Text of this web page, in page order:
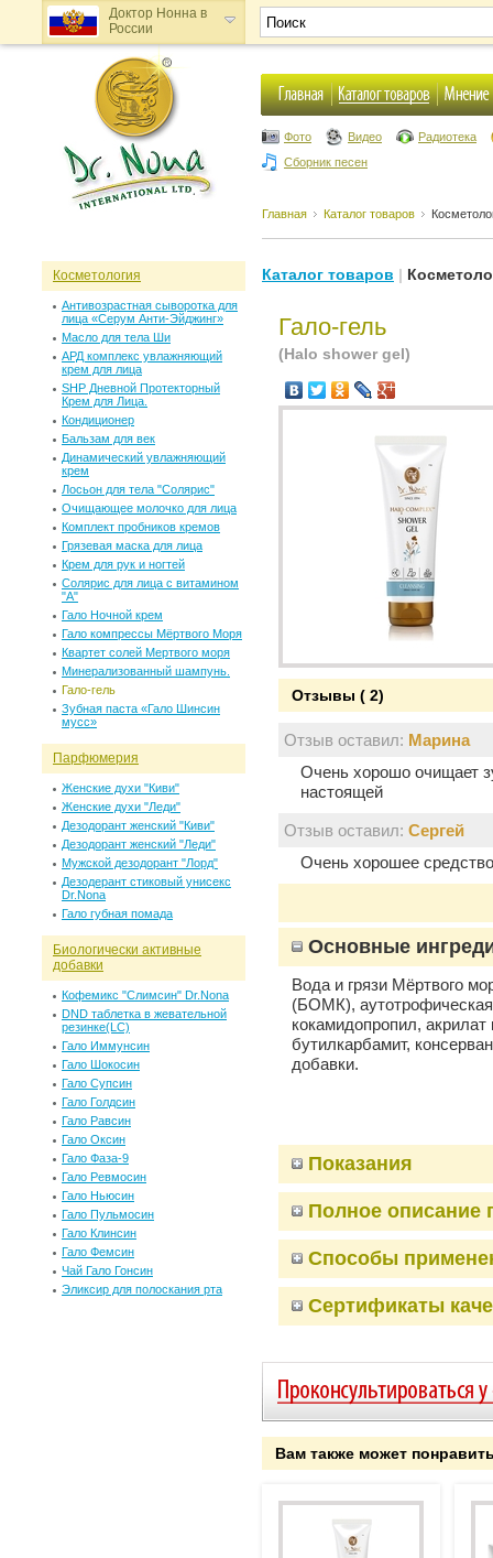
Доктор Нонна в
России
Доктор Нонна в
Украине
Фото Видео
Радиотека
Сборник песен
Главная Каталог товаров
Косметология
Антивозрастная сыворотка для
лица «Серум Анти-Эйджинг»
Масло для тела Ши
АРД комплекс увлажняющий
крем для лица
SHP Дневной Протекторный
Крем для Лица.
Кондиционер
Бальзам для век
Динамический увлажняющий
крем
Лосьон для тела "Солярис"
Очищающее молочко для лица
Комплект пробников кремов
Грязевая маска для лица
Крем для рук и ногтей
Солярис для лица c витамином
"А"
Гало Ночной крем
Гало компрессы Мёртвого Моря
Квартет солей Мертвого моря
Минерализованный шампунь.
Гало-гель
Зубная паста «Гало Шинсин
мусс»
Парфюмерия
Женские духи "Киви"
Женские духи "Леди"
Дезодорант женский "Киви"
Дезодорант женский "Леди"
Мужской дезодорант "Лорд"
Дезодерант стиковый унисекс
Dr.Nona
Гало губная помада
Биологически активные
добавки
Кофемикс "Слимсин" Dr.Nona
DND таблетка в жевательной
резинке(LC)
Гало Иммунсин
Гало Шокосин
Гало Супсин
Гало Голдсин
Гало Равсин
Гало Оксин
Гало Фаза-9
Гало Ревмосин
Гало Ньюсин
Гало Пульмосин
Гало Клинсин
Гало Фемсин
Чай Гало Гонсин
Эликсир для полоскания рта
Каталог товаров |
Гало-гель
(Halo shower gel)
Отзывы ( 2)
Отзыв оставил: Марина
Очень хорошо очищает
настоящей
Отзыв оставил: Сергей
Очень хорошее
Основные
Вода и грязи Мёртвого
(БОМК),
кокамидопропил,
бутилкарбамит,
добавки.
Показания
Полное описание
Способы
Сертификаты
Вам также может